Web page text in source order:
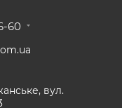
60
вул.